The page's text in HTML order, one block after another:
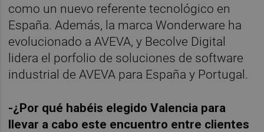
como un nuevo referente tecnológico en
España. Además, la marca Wonderware ha
evolucionado a AVEVA, y Becolve Digital
lidera el porfolio de soluciones de software
industrial de AVEVA para España y Portugal.
-¿Por qué habéis elegido Valencia para
llevar a cabo este encuentro entre clientes